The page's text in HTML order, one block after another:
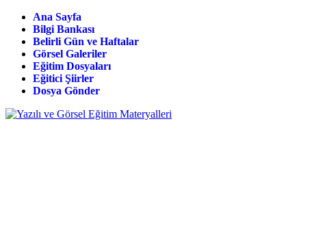
Ana Sayfa
Bilgi Bankası
Belirli Gün ve Haftalar
Görsel Galeriler
Eğitim Dosyaları
Eğitici Şiirler
Dosya Gönder